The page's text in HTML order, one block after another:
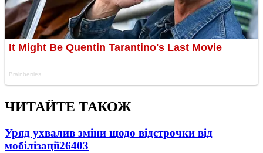
ЧИТАЙТЕ ТАКОЖ
Уряд ухвалив зміни щодо відстрочки від
мобілізації26403